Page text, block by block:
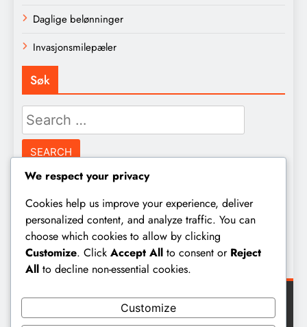
Daglige belønninger
Invasjonsmilepæler
Søk
Search
for:
March 2026
February 2026
We respect your privacy
Cookies help us improve your experience, deliver
personalized content, and analyze traffic. You can
choose which cookies to allow by clicking
Customize. Click Accept All to consent or Reject
All to decline non-essential cookies.
Customize